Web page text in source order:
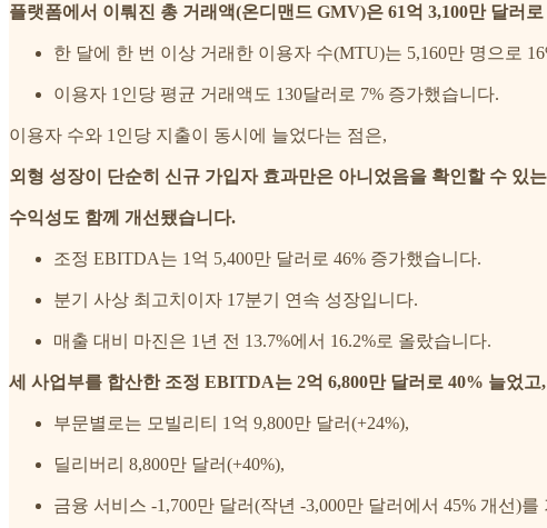
플랫폼에서 이뤄진 총 거래액(온디맨드 GMV)은 61억 3,100만 달러
한 달에 한 번 이상 거래한 이용자 수(MTU)는 5,160만 명으로
이용자 1인당 평균 거래액도 130달러로 7% 증가했습니다.
이용자 수와 1인당 지출이 동시에 늘었다는 점은,
외형 성장이 단순히 신규 가입자 효과만은 아니었음을 확인할 수 있
수익성도 함께 개선됐습니다.
조정 EBITDA는 1억 5,400만 달러로 46% 증가했습니다.
분기 사상 최고치이자 17분기 연속 성장입니다.
매출 대비 마진은 1년 전 13.7%에서 16.2%로 올랐습니다.
세 사업부를 합산한 조정 EBITDA는 2억 6,800만 달러로 40% 늘었고,
부문별로는 모빌리티 1억 9,800만 달러(+24%),
딜리버리 8,800만 달러(+40%),
금융 서비스 -1,700만 달러(작년 -3,000만 달러에서 45% 개선)를